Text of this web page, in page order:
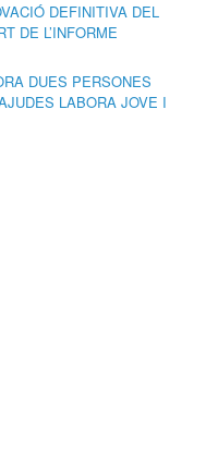
DEFINITIVA DEL
DE L’INFORME
DUES PERSONES
LABORA JOVE I